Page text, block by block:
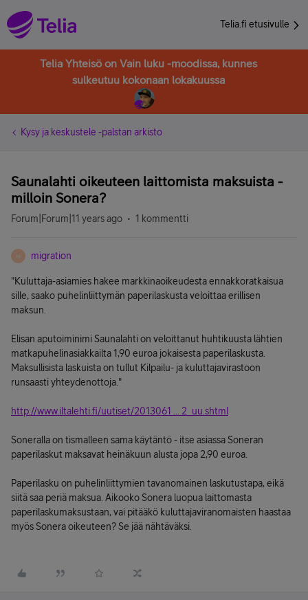
Telia.fi etusivulle
Telia Yhteisö on Vain luku -moodissa, kunnes
sulkeutuu kokonaan lokakuussa
Kysy ja keskustele -palstan arkisto
Saunalahti oikeuteen laittomista maksuista -
milloin Sonera?
Forum|Forum|11 years ago 1 kommentti
M migration
"Kuluttaja-asiamies hakee markkinaoikeudesta ennakkoratkaisua
sille, saako puhelinliittymän paperilaskusta veloittaa erillisen
maksun.
Elisan aputoiminimi Saunalahti on veloittanut huhtikuusta lähtien
matkapuhelinasiakkailta 1,90 euroa jokaisesta paperilaskusta.
Maksullisista laskuista on tullut Kilpailu- ja kuluttajavirastoon
runsaasti yhteydenottoja."
http://www.iltalehti.fi/uutiset/2013061 ... 2_uu.shtml
Soneralla on tismalleen sama käytäntö - itse asiassa Soneran
paperilaskut maksavat heinäkuun alusta jopa 2,90 euroa.
Paperilasku on puhelinliittymien tavanomainen laskutustapa, eikä
siitä saa periä maksua. Aikooko Sonera luopua laittomasta
paperilaskumaksustaan, vai pitääkö kuluttajaviranomaisten haastaa
myös Sonera oikeuteen? Se jää nähtäväksi.